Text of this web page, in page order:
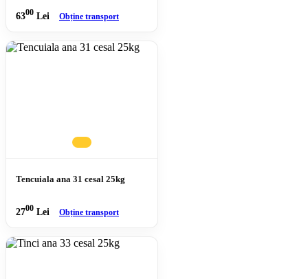
6300 Lei Obține transport
Tencuiala ana 31 cesal 25kg
2700 Lei Obține transport